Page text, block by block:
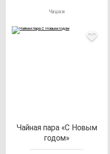
Чашки
Чай­ная па­ра «С Новым
го­дом»